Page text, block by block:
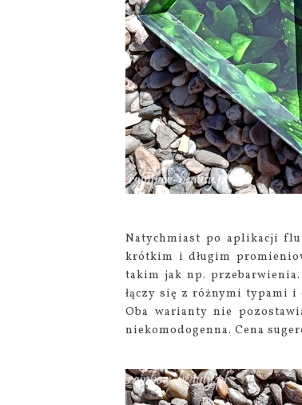
Natychmiast po aplikacji
krótkim i długim
takim jak np.
łączy się z różnymi typami i
Oba warianty nie
niekomodogenna. Cena